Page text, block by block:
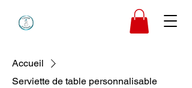
Accueil
Serviette de table personnalisable